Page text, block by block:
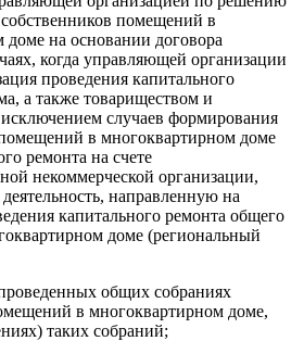
помещений в
доме на основании договора
когда управляющей организации
проведения капитального
а также товариществом и
случаев формирования
в многоквартирном доме
ремонта на счете
некоммерческой организации,
направленную на
капитального ремонта общего
доме (региональный
общих собраниях
в многоквартирном доме,
таких собраний;